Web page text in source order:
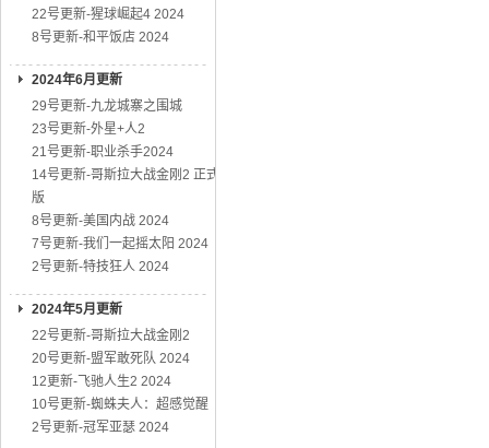
22号更新-猩球崛起4 2024
8号更新-和平饭店 2024
2024年6月更新
29号更新-九龙城寨之围城
23号更新-外星+人2
21号更新-职业杀手2024
14号更新-哥斯拉大战金刚2 正式
版
8号更新-美国内战 2024
7号更新-我们一起摇太阳 2024
2号更新-特技狂人 2024
2024年5月更新
22号更新-哥斯拉大战金刚2
20号更新-盟军敢死队 2024
12更新-飞驰人生2 2024
10号更新-蜘蛛夫人：超感觉醒
2号更新-冠军亚瑟 2024